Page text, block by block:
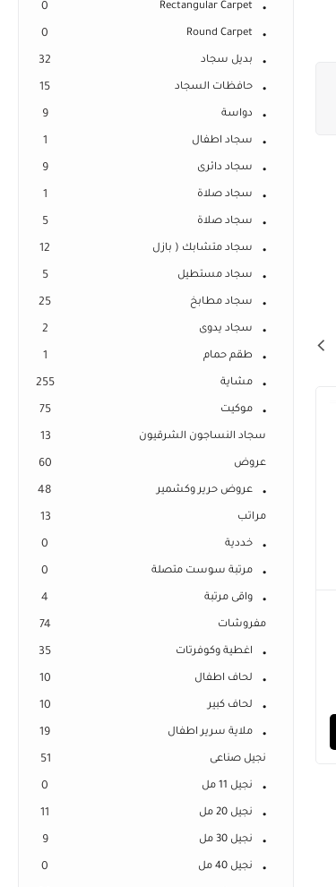
Rectangular Carpet
0
Round Carpet
0
بديل سجاد 32
حافظات السجاد 15
دواسة 9
سجاد اطفال 1
سجاد دائرى 9
سجاد صلاة 1
سجاد صلاة 5
سجاد متشابك ( بازل 12
سجاد مستطيل 5
سجاد مطابخ 25
سجاد يدوى 2
طقم حمام 1
مشاية 255
موكيت 75
سجاد النساجون الشرقيون 13
عروض 60
عروض حرير وكشمير 48
مراتب 13
خددية 0
مرتبة سوست متصلة 0
واقى مرتبة 4
مفروشات 74
اغطية وكوفرتات 35
لحاف اطفال 10
لحاف كبير 10
ملاية سرير اطفال 19
نجيل صناعى 51
نجيل 11 مل 0
نجيل 20 مل 11
نجيل 30 مل 9
نجيل 40 مل 0